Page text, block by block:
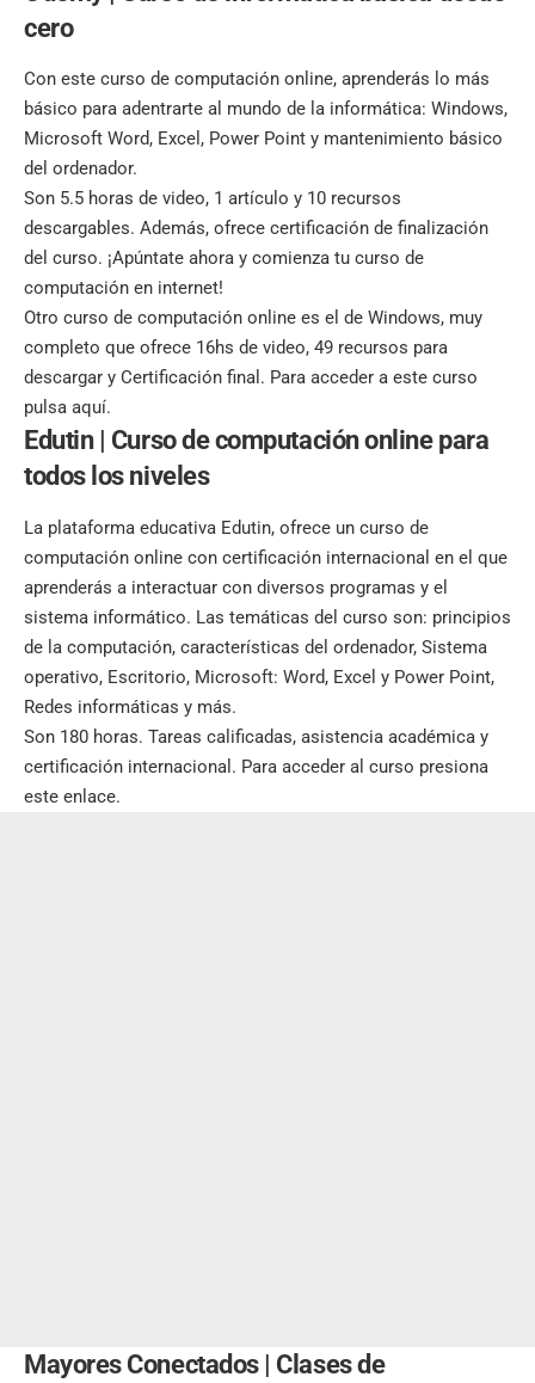
cero
Con este curso de computación online, aprenderás lo más
básico para adentrarte al mundo de la informática: Windows,
Microsoft Word, Excel, Power Point y mantenimiento básico
del ordenador.
Son 5.5 horas de video, 1 artículo y 10 recursos
descargables. Además, ofrece certificación de finalización
del curso. ¡Apúntate ahora y comienza tu curso de
computación en internet!
Otro curso de computación online es el de Windows, muy
completo que ofrece 16hs de video, 49 recursos para
descargar y Certificación final. Para acceder a este curso
pulsa aquí.
Edutin | Curso de computación online para
todos los niveles
La plataforma educativa Edutin, ofrece un curso de
computación online con certificación internacional en el que
aprenderás a interactuar con diversos programas y el
sistema informático. Las temáticas del curso son: principios
de la computación, características del ordenador, Sistema
operativo, Escritorio, Microsoft: Word, Excel y Power Point,
Redes informáticas y más.
Son 180 horas. Tareas calificadas, asistencia académica y
certificación internacional. Para acceder al curso presiona
este enlace.
Mayores Conectados | Clases de